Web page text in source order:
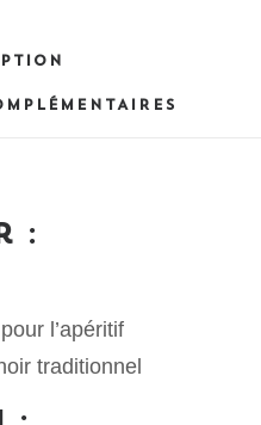
:
l’apéritif
traditionnel